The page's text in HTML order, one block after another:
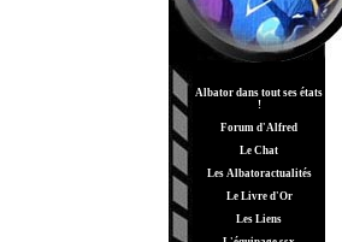
Albator dans tout ses états
!
Forum d'Alfred
Le Chat
Les Albatoractualités
Le Livre d'Or
Les Liens